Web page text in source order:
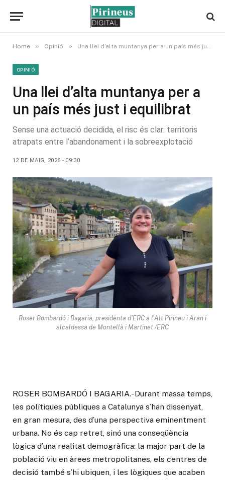
Home » Opinió » Una llei d’alta muntanya per a un país més just i equilibrat
OPINIÓ
Una llei d’alta muntanya per a
un país més just i equilibrat
Sense una actuació decidida, el risc és clar: territoris
atrapats entre l’abandonament i la sobreexplotació
12 DE MAIG, 2026 - 09:30
Roser Bombardó i Bagaria, presidenta d’ERC a l'Alt Pirineu i Aran i
alcaldessa de Montellà i Martinet /ERC
ROSER BOMBARDÓ I BAGARIA.- Durant massa temps,
les polítiques públiques a Catalunya s’han dissenyat,
en gran mesura, des d’una perspectiva eminentment
urbana. No és cap retret, sinó una conseqüència
lògica d’una realitat demogràfica: la major part de la
població viu en àrees metropolitanes, els centres de
decisió també s’hi ubiquen, i les lògiques que acaben